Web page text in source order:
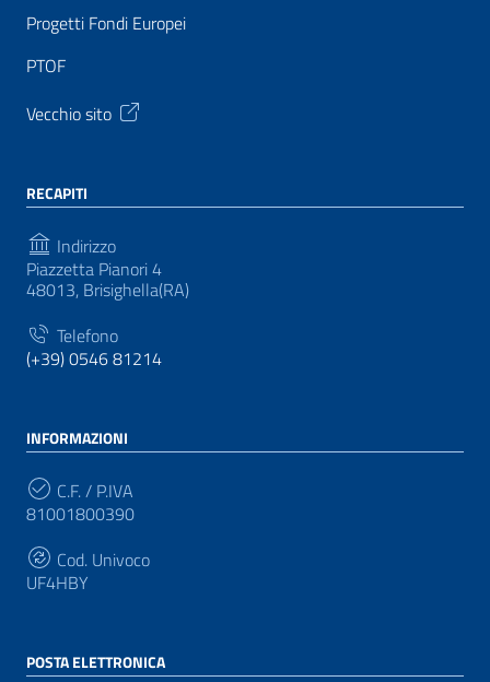
Progetti Fondi Europei
PTOF
Vecchio sito
RECAPITI
Indirizzo
Piazzetta Pianori 4
48013, Brisighella(RA)
Telefono
(+39) 0546 81214
INFORMAZIONI
C.F. / P.IVA
81001800390
Cod. Univoco
UF4HBY
POSTA ELETTRONICA